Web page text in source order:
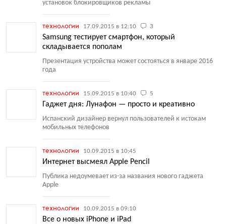
установок блокировщиков рекламы
технологии 17.09.2015 в 12:10 3
Samsung тестирует смартфон, который
складывается пополам
Презентация устройства может состояться в январе 2016
года
технологии 15.09.2015 в 10:40 5
Гаджет дня: Лунафон — просто и креативно
Испанский дизайнер вернул пользователей к истокам
мобильных телефонов
технологии 10.09.2015 в 10:45
Интернет высмеял Apple Pencil
Публика недоумевает из-за названия нового гаджета
Apple
технологии 10.09.2015 в 09:10
Все о новых iPhone и iPad